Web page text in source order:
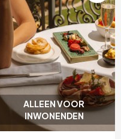
ALLEEN VOOR
INWONENDEN